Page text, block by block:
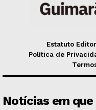
Estatuto
Política de
Notícias em